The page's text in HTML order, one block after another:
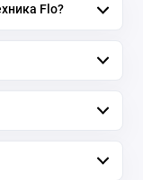
Flo?